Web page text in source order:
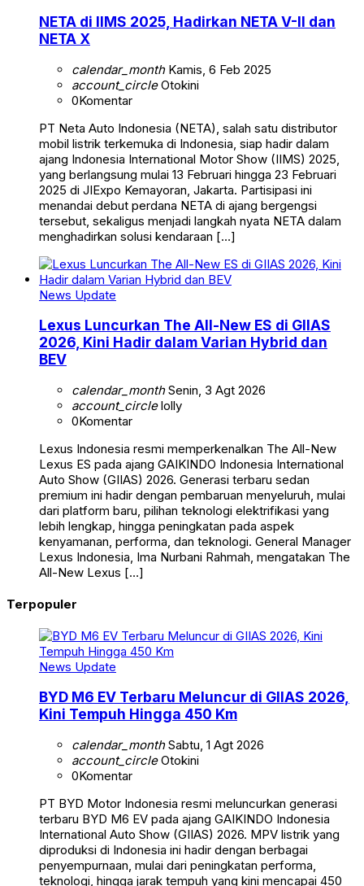
NETA di IIMS 2025, Hadirkan NETA V-II dan
NETA X
calendar_monthKamis, 6 Feb 2025
account_circleOtokini
0Komentar
PT Neta Auto Indonesia (NETA), salah satu distributor
mobil listrik terkemuka di Indonesia, siap hadir dalam
ajang Indonesia International Motor Show (IIMS) 2025,
yang berlangsung mulai 13 Februari hingga 23 Februari
2025 di JIExpo Kemayoran, Jakarta. Partisipasi ini
menandai debut perdana NETA di ajang bergengsi
tersebut, sekaligus menjadi langkah nyata NETA dalam
menghadirkan solusi kendaraan […]
News Update
Lexus Luncurkan The All-New ES di GIIAS
2026, Kini Hadir dalam Varian Hybrid dan
BEV
calendar_monthSenin, 3 Agt 2026
account_circlelolly
0Komentar
Lexus Indonesia resmi memperkenalkan The All-New
Lexus ES pada ajang GAIKINDO Indonesia International
Auto Show (GIIAS) 2026. Generasi terbaru sedan
premium ini hadir dengan pembaruan menyeluruh, mulai
dari platform baru, pilihan teknologi elektrifikasi yang
lebih lengkap, hingga peningkatan pada aspek
kenyamanan, performa, dan teknologi. General Manager
Lexus Indonesia, Ima Nurbani Rahmah, mengatakan The
All-New Lexus […]
Terpopuler
News Update
BYD M6 EV Terbaru Meluncur di GIIAS 2026,
Kini Tempuh Hingga 450 Km
calendar_monthSabtu, 1 Agt 2026
account_circleOtokini
0Komentar
PT BYD Motor Indonesia resmi meluncurkan generasi
terbaru BYD M6 EV pada ajang GAIKINDO Indonesia
International Auto Show (GIIAS) 2026. MPV listrik yang
diproduksi di Indonesia ini hadir dengan berbagai
penyempurnaan, mulai dari peningkatan performa,
teknologi, hingga jarak tempuh yang kini mencapai 450